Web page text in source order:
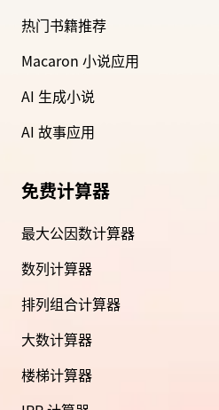
热门书籍推荐
Macaron 小说应用
AI 生成小说
AI 故事应用
免费计算器
最大公因数计算器
数列计算器
排列组合计算器
大数计算器
楼梯计算器